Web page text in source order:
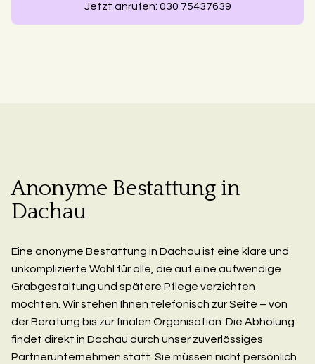
Jetzt anrufen: 030 75437639
Anonyme Bestattung in
Dachau
Eine anonyme Bestattung in Dachau ist eine klare und
unkomplizierte Wahl für alle, die auf eine aufwendige
Grabgestaltung und spätere Pflege verzichten
möchten. Wir stehen Ihnen telefonisch zur Seite – von
der Beratung bis zur finalen Organisation. Die Abholung
findet direkt in Dachau durch unser zuverlässiges
Partnerunternehmen statt. Sie müssen nicht persönlich